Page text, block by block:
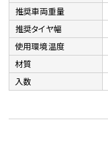
推奨車両重量
推奨タイヤ幅
使用環境温度
材質
入数